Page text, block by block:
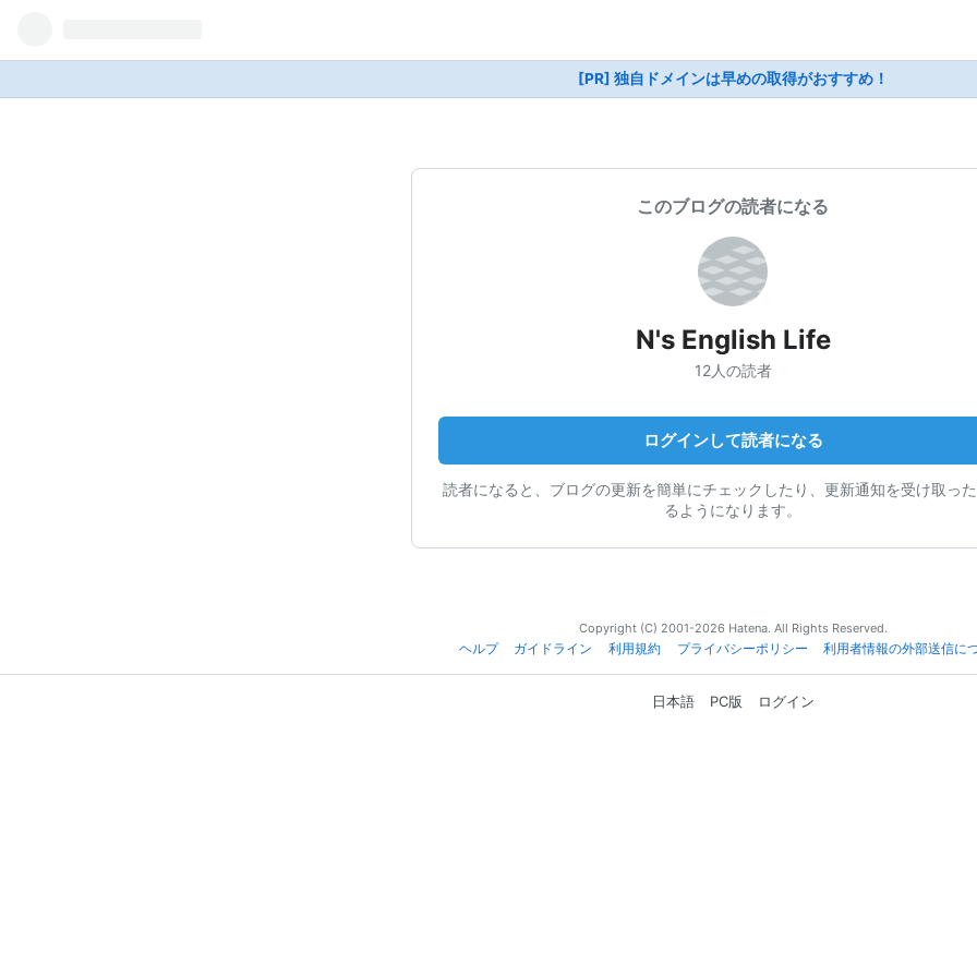
[PR] 独自ドメインは早めの取得がおすすめ！
このブログの読者になる
N's English Life
12人の読者
ログインして読者になる
読者になると、ブログの更新を簡単にチェックしたり、更新通知を受け取っ
るようになります。
Copyright (C) 2001-2026 Hatena. All Rights Reserved.
ヘルプ
ガイドライン 利用規約 プライバシーポリシー 利用者情報の外部送信に
日本語 PC版 ログイン